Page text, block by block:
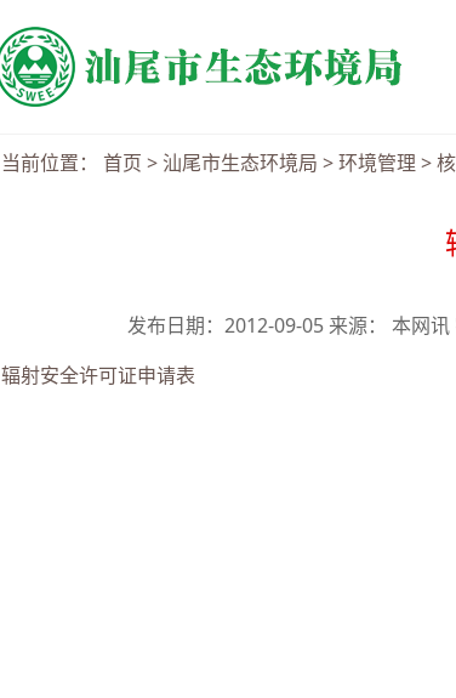
当前位置： 首页 > 汕尾市生态环境局 >环境管理 >
发布日期：2012-09-05 来源： 本网讯
辐射安全许可证申请表